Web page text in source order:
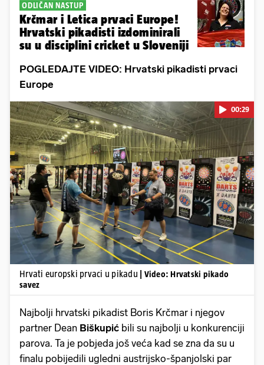
ODLIČAN NASTUP
Krčmar i Letica prvaci Europe!
Hrvatski pikadisti izdominirali
su u disciplini cricket u Sloveniji
POGLEDAJTE VIDEO: Hrvatski pikadisti prvaci
Europe
Pokretanje videa...
00:29
Hrvati europski prvaci u pikadu
| Video: Hrvatski pikado
savez
Najbolji hrvatski pikadist Boris Krčmar i njegov
partner Dean Biškupić bili su najbolji u konkurenciji
parova. Ta je pobjeda još veća kad se zna da su u
finalu pobijedili ugledni austrijsko-španjolski par